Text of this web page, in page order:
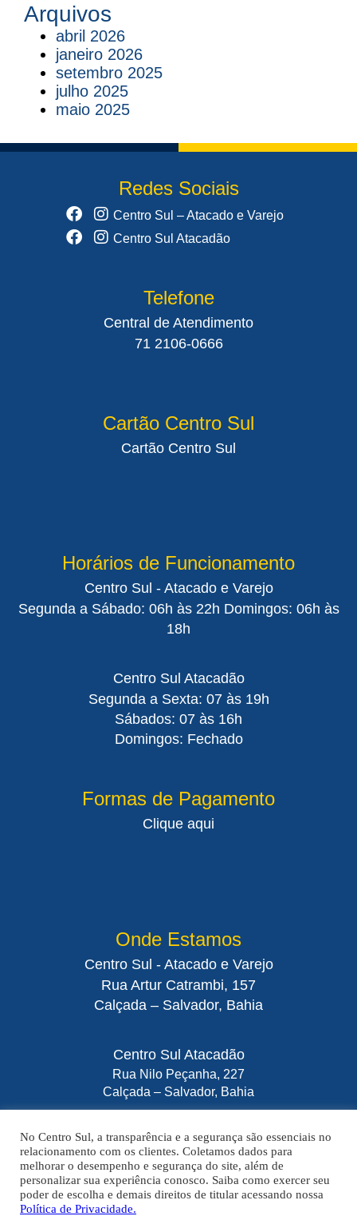
Arquivos
abril 2026
janeiro 2026
setembro 2025
julho 2025
maio 2025
Redes Sociais
Centro Sul – Atacado e Varejo
Centro Sul Atacadão
Telefone
Central de Atendimento
71 2106-0666
Cartão Centro Sul
Cartão Centro Sul
Horários de Funcionamento
Centro Sul - Atacado e Varejo
Segunda a Sábado: 06h às 22h Domingos: 06h às
18h
Centro Sul Atacadão
Segunda a Sexta: 07 às 19h
Sábados: 07 às 16h
Domingos: Fechado
Formas de Pagamento
Clique aqui
Onde Estamos
Centro Sul - Atacado e Varejo
Rua Artur Catrambi, 157
Calçada – Salvador, Bahia
Centro Sul Atacadão
Rua Nilo Peçanha, 227
Calçada – Salvador, Bahia
A VENDA E O CONSUMO DE BEBIDAS ALCOÓLICAS SÃO PROIBIDOS
PARA MENORES DE 18 ANOS. BEBIDA ALCOÓLICA PODE CAUSAR
DEPENDÊNCIA QUÍMICA E, EM EXCESSO, PROVOCA GRAVES MALES À
SAÚDE. BEBA COM MODERAÇÃO.
No Centro Sul, a transparência e a segurança são essenciais no
relacionamento com os clientes. Coletamos dados para
melhorar o desempenho e segurança do site, além de
personalizar sua experiência conosco. Saiba como exercer seu
poder de escolha e demais direitos de titular acessando nossa
Política de Privacidade.